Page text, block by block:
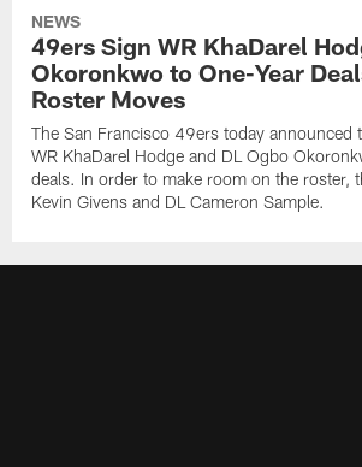
NEWS
49ers Sign WR KhaDarel
Okoronkwo to One-Year
Roster Moves
The San Francisco 49ers today announced
WR KhaDarel Hodge and DL Ogbo
deals. In order to make room on the roster,
Kevin Givens and DL Cameron Sample.